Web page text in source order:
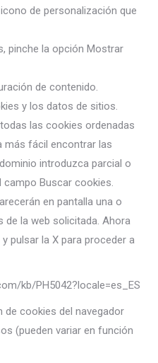
de personalización que
pinche la opción Mostrar
de contenido.
y los datos de sitios.
las cookies ordenadas
más fácil encontrar las
introduzca parcial o
Buscar cookies.
en pantalla una o
de la web solicitada. Ahora
pulsar la X para proceder a
kb/PH5042?locale=es_ES
de cookies del navegador
(pueden variar en función